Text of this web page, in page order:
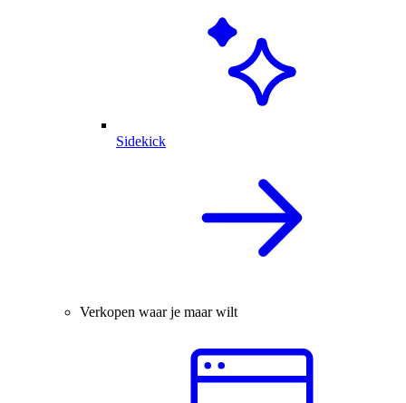
Sidekick
Verkopen waar je maar wilt